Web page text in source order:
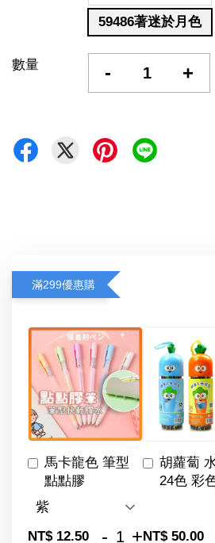
59486著迷於月色
數量 - +
滿299優惠購
馬卡龍色 筆型
點點膠
NT$ 12.50
- +
胡蘿蔔
24色 彩
NT$ 50.00